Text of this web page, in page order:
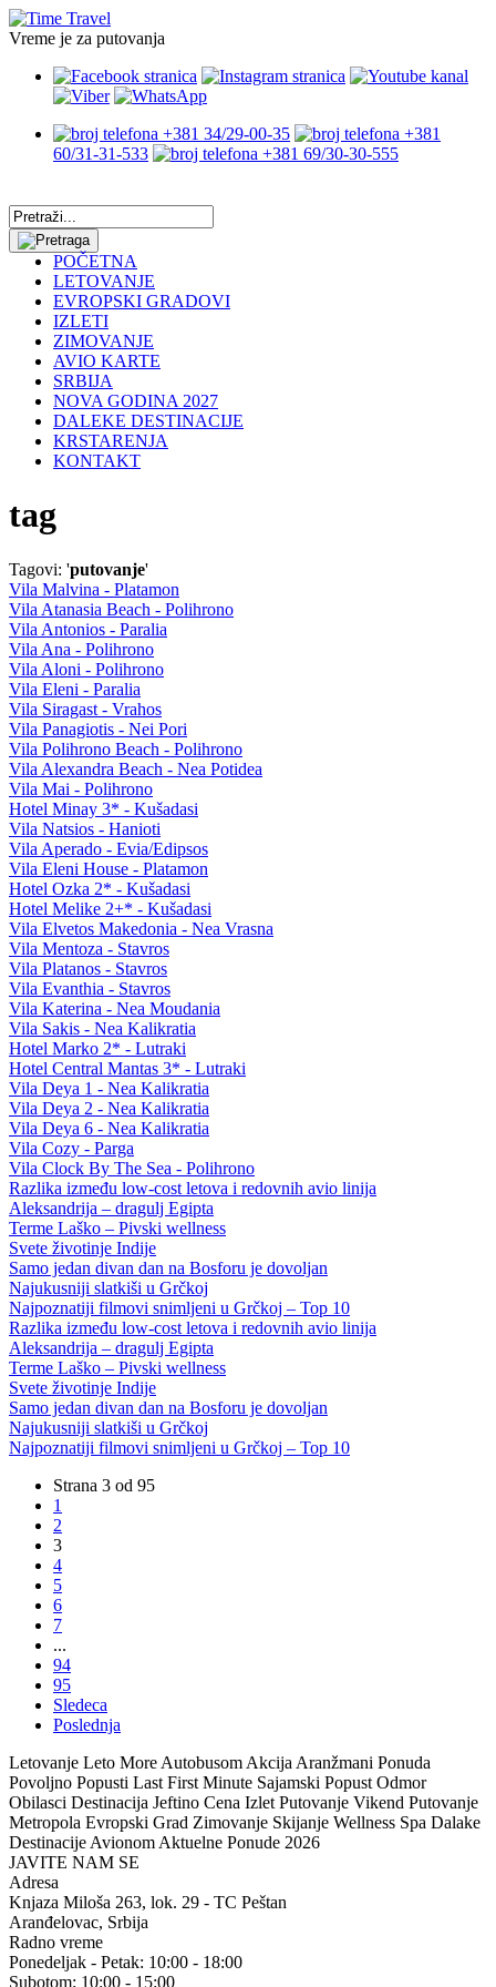
Vreme je za putovanja
+381 34/29-00-35
+381
60/31-31-533
+381 69/30-30-555
POČETNA
LETOVANJE
EVROPSKI GRADOVI
IZLETI
ZIMOVANJE
AVIO KARTE
SRBIJA
NOVA GODINA 2027
DALEKE DESTINACIJE
KRSTARENJA
KONTAKT
tag
Tagovi: 'putovanje'
Vila Malvina - Platamon
Vila Atanasia Beach - Polihrono
Vila Antonios - Paralia
Vila Ana - Polihrono
Vila Aloni - Polihrono
Vila Eleni - Paralia
Vila Siragast - Vrahos
Vila Panagiotis - Nei Pori
Vila Polihrono Beach - Polihrono
Vila Alexandra Beach - Nea Potidea
Vila Mai - Polihrono
Hotel Minay 3* - Kušadasi
Vila Natsios - Hanioti
Vila Aperado - Evia/Edipsos
Vila Eleni House - Platamon
Hotel Ozka 2* - Kušadasi
Hotel Melike 2+* - Kušadasi
Vila Elvetos Makedonia - Nea Vrasna
Vila Mentoza - Stavros
Vila Platanos - Stavros
Vila Evanthia - Stavros
Vila Katerina - Nea Moudania
Vila Sakis - Nea Kalikratia
Hotel Marko 2* - Lutraki
Hotel Central Mantas 3* - Lutraki
Vila Deya 1 - Nea Kalikratia
Vila Deya 2 - Nea Kalikratia
Vila Deya 6 - Nea Kalikratia
Vila Cozy - Parga
Vila Clock By The Sea - Polihrono
Razlika između low-cost letova i redovnih avio linija
Aleksandrija – dragulj Egipta
Terme Laško – Pivski wellness
Svete životinje Indije
Samo jedan divan dan na Bosforu je dovoljan
Najukusniji slatkiši u Grčkoj
Najpoznatiji filmovi snimljeni u Grčkoj – Top 10
Razlika između low-cost letova i redovnih avio linija
Aleksandrija – dragulj Egipta
Terme Laško – Pivski wellness
Svete životinje Indije
Samo jedan divan dan na Bosforu je dovoljan
Najukusniji slatkiši u Grčkoj
Najpoznatiji filmovi snimljeni u Grčkoj – Top 10
Strana 3 od 95
1
2
3
4
5
6
7
...
94
95
Sledeca
Poslednja
Letovanje Leto More Autobusom Akcija Aranžmani Ponuda
Povoljno Popusti Last First Minute Sajamski Popust Odmor
Obilasci Destinacija Jeftino Cena Izlet Putovanje Vikend Putovanje
Metropola Evropski Grad Zimovanje Skijanje Wellness Spa Dalake
Destinacije Avionom Aktuelne Ponude 2026
JAVITE NAM SE
Adresa
Knjaza Miloša 263, lok. 29 - TC Peštan
Aranđelovac, Srbija
Radno vreme
Ponedeljak - Petak: 10:00 - 18:00
Subotom: 10:00 - 15:00